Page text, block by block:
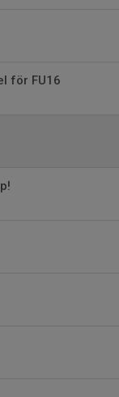
för FU16